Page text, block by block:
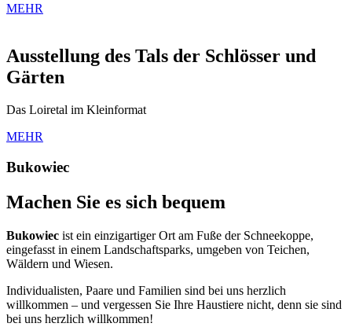
MEHR
Ausstellung des Tals der Schlösser und
Gärten
Das Loiretal im Kleinformat
MEHR
Bukowiec
Machen Sie es sich bequem
Bukowiec ist ein einzigartiger Ort am Fuße der Schneekoppe,
eingefasst in einem Landschaftsparks, umgeben von Teichen,
Wäldern und Wiesen.
Individualisten, Paare und Familien sind bei uns herzlich
willkommen – und vergessen Sie Ihre Haustiere nicht, denn sie sind
bei uns herzlich willkommen!